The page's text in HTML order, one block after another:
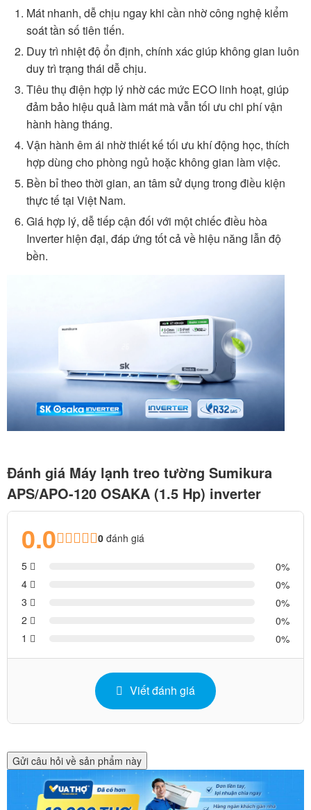
Mát nhanh, dễ chịu ngay khi cần nhờ công nghệ kiểm
soát tần số tiên tiến.
Duy trì nhiệt độ ổn định, chính xác giúp không gian luôn
duy trì trạng thái dễ chịu.
Tiêu thụ điện hợp lý nhờ các mức ECO linh hoạt, giúp
đảm bảo hiệu quả làm mát mà vẫn tối ưu chi phí vận
hành hàng tháng.
Vận hành êm ái nhờ thiết kế tối ưu khí động học, thích
hợp dùng cho phòng ngủ hoặc không gian làm việc.
Bền bỉ theo thời gian, an tâm sử dụng trong điều kiện
thực tế tại Việt Nam.
Giá hợp lý, dễ tiếp cận đối với một chiếc điều hòa
Inverter hiện đại, đáp ứng tốt cả về hiệu năng lẫn độ
bền.
Đánh giá Máy lạnh treo tường Sumikura
APS/APO-120 OSAKA (1.5 Hp) inverter
0.0 0 đánh giá
5
0
4
0
3
0
2
0
1
0
Viết đánh giá
Gửi câu hỏi về sản phẩm này